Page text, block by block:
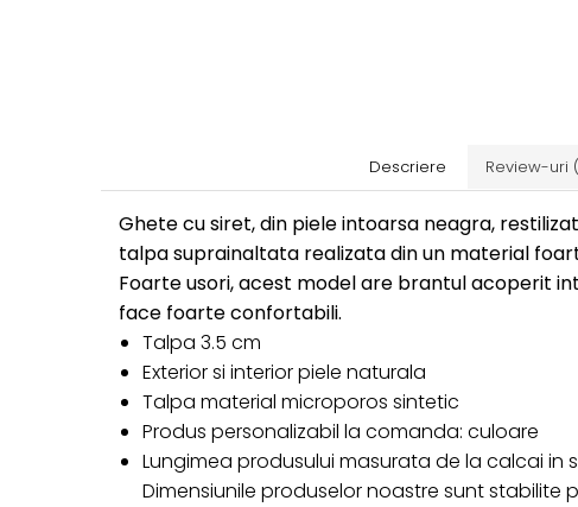
Descriere Review-uri
Ghete cu siret, din piele intoarsa neagra,
talpa suprainaltata realizata din un material
Foarte usori, acest model are brantul acoperit
face foarte confortabili.
Talpa 3.5 cm
Exterior si interior piele naturala
Talpa material microporos sintetic
Produs personalizabil la comanda: culoare
Lungimea produsului masurata de la calcai in
Dimensiunile produselor noastre sunt stabilite